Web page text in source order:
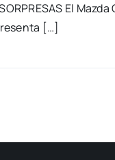
El
[…]